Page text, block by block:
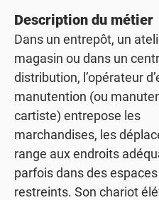
Description du métier
Dans un entrepôt, un
magasin ou dans un
distribution, l’opérateur
manutention (ou
cartiste) entrepose les
marchandises, les
range aux endroits
parfois dans des espaces
restreints. Son chariot